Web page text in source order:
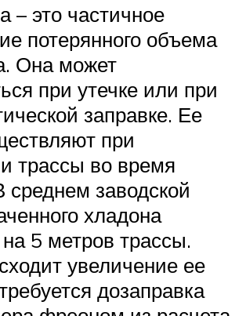
– это частичное
потерянного объема
Она может
при утечке или при
заправке. Ее
при
трассы во время
заводской
хладона
5 метров трассы.
увеличение ее
дозаправка